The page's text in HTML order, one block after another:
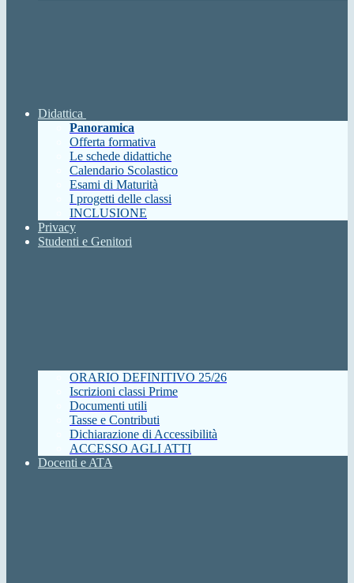
Didattica
Panoramica
Offerta formativa
Le schede didattiche
Calendario Scolastico
Esami di Maturità
I progetti delle classi
INCLUSIONE
Privacy
Studenti e Genitori
ORARIO DEFINITIVO 25/26
Iscrizioni classi Prime
Documenti utili
Tasse e Contributi
Dichiarazione di Accessibilità
ACCESSO AGLI ATTI
Docenti e ATA